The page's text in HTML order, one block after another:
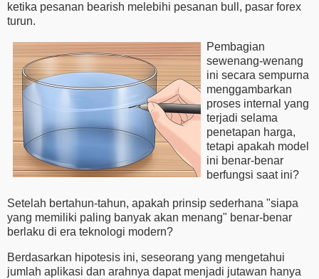
ketika pesanan bearish melebihi pesanan bull, pasar forex
turun.
Pembagian
sewenang-wenang
ini secara sempurna
menggambarkan
proses internal yang
terjadi selama
penetapan harga,
tetapi apakah model
ini benar-benar
berfungsi saat ini?
Setelah bertahun-tahun, apakah prinsip sederhana "siapa
yang memiliki paling banyak akan menang" benar-benar
berlaku di era teknologi modern?
Berdasarkan hipotesis ini, seseorang yang mengetahui
jumlah aplikasi dan arahnya dapat menjadi jutawan hanya